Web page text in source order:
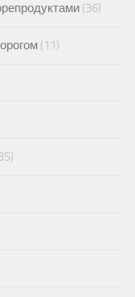
(36)
(11)